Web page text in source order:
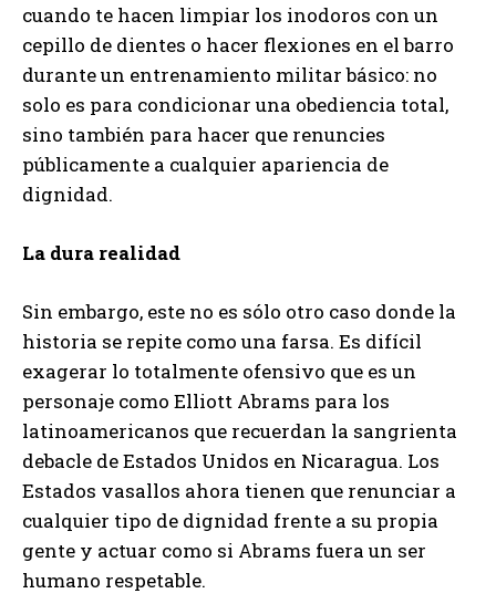
cuando te hacen limpiar los inodoros con un
cepillo de dientes o hacer flexiones en el barro
durante un entrenamiento militar básico: no
solo es para condicionar una obediencia total,
sino también para hacer que renuncies
públicamente a cualquier apariencia de
dignidad.
La dura realidad
Sin embargo, este no es sólo otro caso donde la
historia se repite como una farsa. Es difícil
exagerar lo totalmente ofensivo que es un
personaje como Elliott Abrams para los
latinoamericanos que recuerdan la sangrienta
debacle de Estados Unidos en Nicaragua. Los
Estados vasallos ahora tienen que renunciar a
cualquier tipo de dignidad frente a su propia
gente y actuar como si Abrams fuera un ser
humano respetable.